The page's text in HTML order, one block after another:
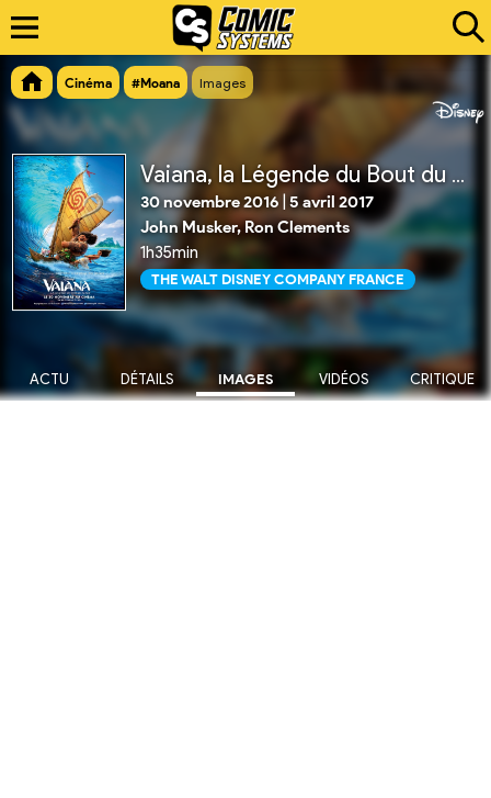
Cinéma #Moana Images
Vaiana, la Légende du Bout du Monde
30 novembre 2016 5 avril 2017
John Musker, Ron Clements
1h35min
THE WALT DISNEY COMPANY FRANCE
ACTU DÉTAILS IMAGES VIDÉOS CRITIQUE